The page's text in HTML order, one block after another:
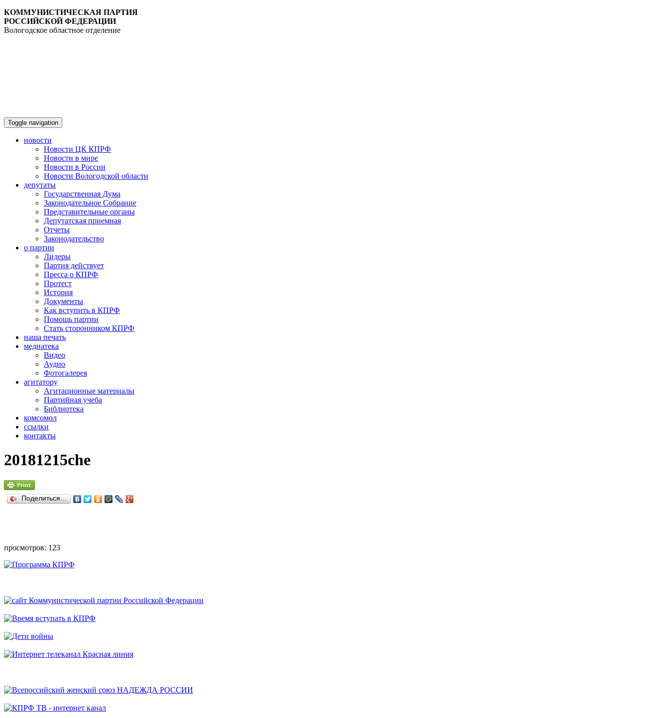
КОММУНИСТИЧЕСКАЯ ПАРТИЯ
РОССИЙСКОЙ ФЕДЕРАЦИИ
Вологодское областное отделение
Toggle navigation
новости
Новости ЦК КПРФ
Новости в мире
Новости в России
Новости Вологодской области
депутаты
Государственная Дума
Законодательное Собрание
Представительные органы
Депутатская приемная
Отчеты
Законодательство
о партии
Лидеры
Партия действует
Пресса о КПРФ
Протест
История
Документы
Как вступить в КПРФ
Помощь партии
Стать сторонником КПРФ
наша печать
медиатека
Видео
Аудио
Фотогалерея
агитатору
Агитационные материалы
Партийная учеба
Библиотека
комсомол
ссылки
контакты
20181215che
Поделиться…
просмотров: 123